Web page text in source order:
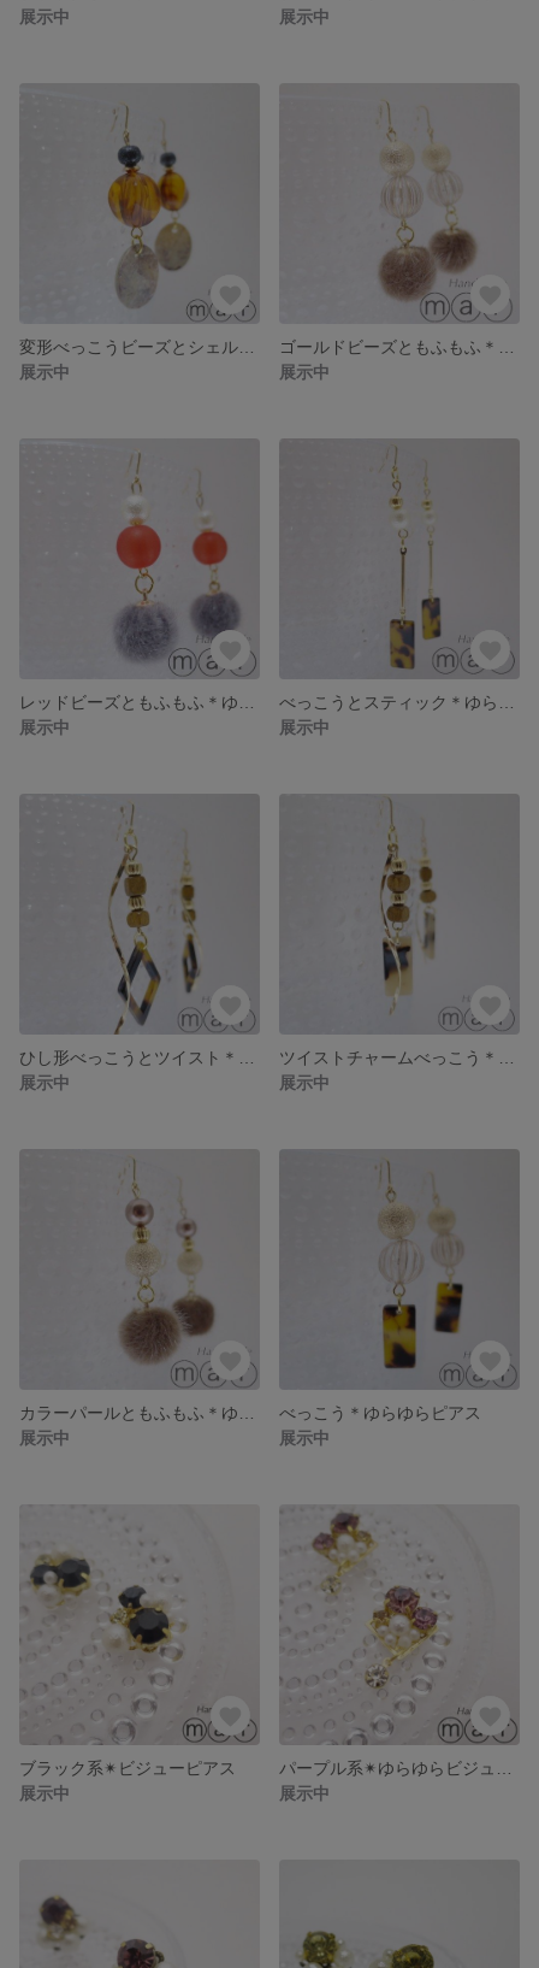
展示中
展示中
展示中
展示中
展示中
展示中
展示中
展示中
展示中
べっこう＊ゆらゆらピアス
展示中
ブラック系✴︎ビジューピアス
展示中
展示中